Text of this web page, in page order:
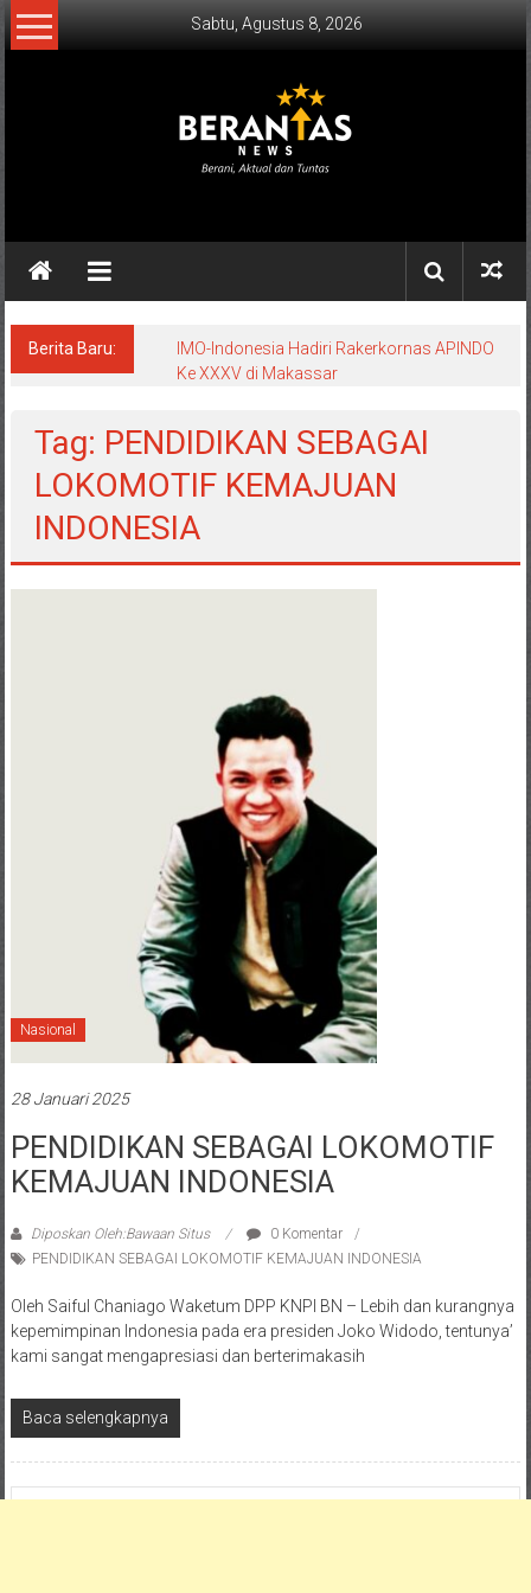
Lompat
ke
Sabtu, Agustus 8, 2026
NEWS
Aktual
Tuntas.
Berita Baru:
IMO-Indonesia Hadiri Rakerkornas APINDO
Ke XXXV di Makassar
Tag: PENDIDIKAN SEBAGAI
LOKOMOTIF KEMAJUAN
INDONESIA
Nasional
28 Januari 2025
PENDIDIKAN SEBAGAI LOKOMOTIF
KEMAJUAN INDONESIA
Diposkan Oleh:Bawaan Situs
0 Komentar
PENDIDIKAN SEBAGAI LOKOMOTIF KEMAJUAN INDONESIA
Oleh Saiful Chaniago Waketum DPP KNPI BN – Lebih dan kurangnya
kepemimpinan Indonesia pada era presiden Joko Widodo, tentunya’
kami sangat mengapresiasi dan berterimakasih
Baca selengkapnya